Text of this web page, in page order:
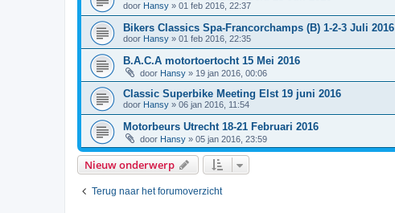
door Hansy » 01 feb 2016, 22:37
Bikers Classics Spa-Francorchamps (B) 1-2-3 Juli 2016
door Hansy » 01 feb 2016, 22:35
B.A.C.A motortoertocht 15 Mei 2016
door Hansy » 19 jan 2016, 00:06
Classic Superbike Meeting Elst 19 juni 2016
door Hansy » 06 jan 2016, 11:54
Motorbeurs Utrecht 18-21 Februari 2016
door Hansy » 05 jan 2016, 23:59
Nieuw onderwerp
Terug naar het forumoverzicht